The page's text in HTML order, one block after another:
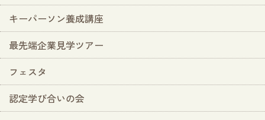
キーパーソン養成講座
最先端企業見学ツアー
フェスタ
認定学び合いの会